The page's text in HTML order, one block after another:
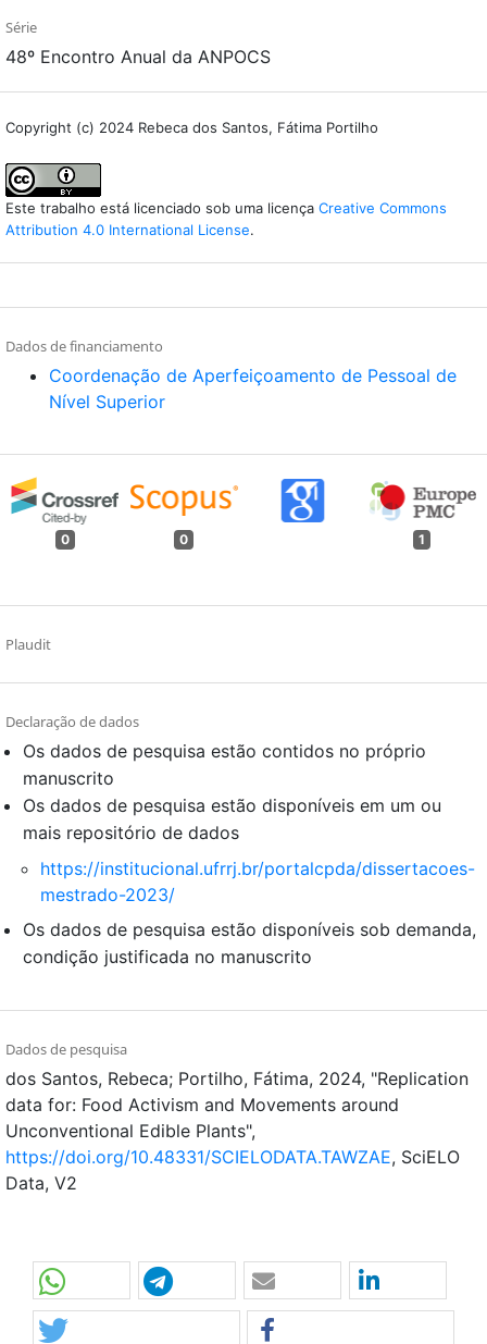
Série
48º Encontro Anual da ANPOCS
Copyright (c) 2024 Rebeca dos Santos, Fátima Portilho
Este trabalho está licenciado sob uma licença Creative Commons
Attribution 4.0 International License.
Dados de financiamento
Coordenação de Aperfeiçoamento de Pessoal de
Nível Superior
0 0 1
Plaudit
Declaração de dados
Os dados de pesquisa estão contidos no próprio
manuscrito
Os dados de pesquisa estão disponíveis em um ou
mais repositório de dados
https://institucional.ufrrj.br/portalcpda/dissertacoes-
mestrado-2023/
Os dados de pesquisa estão disponíveis sob demanda,
condição justificada no manuscrito
Dados de pesquisa
dos Santos, Rebeca; Portilho, Fátima, 2024, "Replication
data for: Food Activism and Movements around
Unconventional Edible Plants",
https://doi.org/10.48331/SCIELODATA.TAWZAE, SciELO
Data, V2